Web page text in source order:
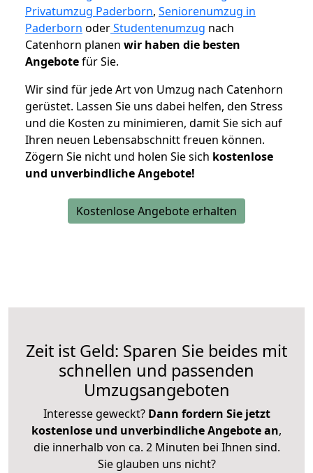
Privatumzug Paderborn, Seniorenumzug in
Paderborn oderStudentenumzug nach
Catenhorn planen wir haben die besten
Angebotefür Sie.
Wir sind für jede Art von Umzug nach Catenhorn
gerüstet. Lassen Sie uns dabei helfen, den Stress
und die Kosten zu minimieren, damit Sie sich auf
Ihren neuen Lebensabschnitt freuen können.
Zögern Sie nicht und holen Sie sich kostenlose
und unverbindliche Angebote!
Kostenlose Angebote erhalten
Zeit ist Geld: Sparen Sie beides mit
schnellen und passenden
Umzugsangeboten
Interesse geweckt? Dann fordern Sie jetzt
kostenlose und unverbindliche Angebote an,
die innerhalb von ca. 2 Minuten bei Ihnen sind.
Sie glauben uns nicht?